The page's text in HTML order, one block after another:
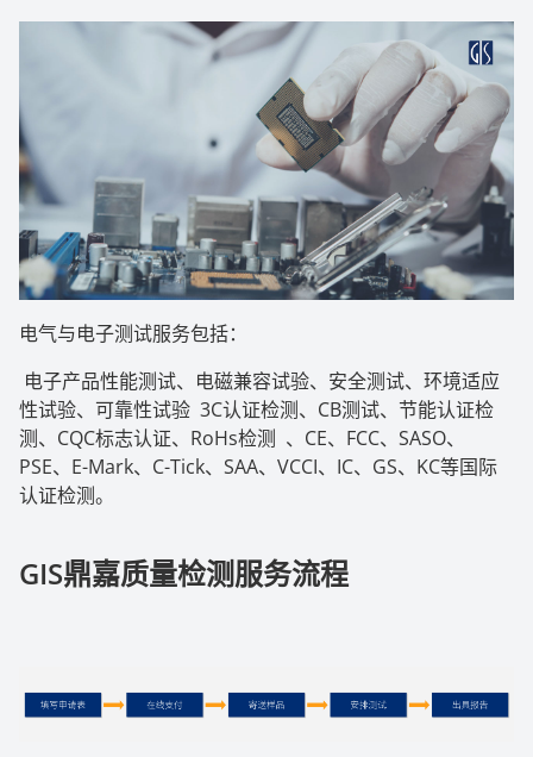
电气与电子测试服务包括：
电子产品性能测试、电磁兼容试验、安全测试、环境适应
性试验、可靠性试验 3C认证检测、CB测试、节能认证检
测、CQC标志认证、RoHs检测 、CE、FCC、SASO、
PSE、E-Mark、C-Tick、SAA、VCCI、IC、GS、KC等国际
认证检测。
GIS鼎嘉质量检测服务流程